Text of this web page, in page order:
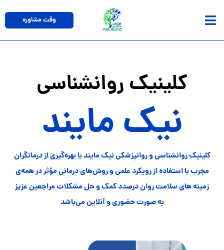
وقت مشاوره
کلینیک روانشناسی
نیک مایند
کلینیک روانشناسی و روانپزشکی نیک مایند با بهره‌گیری از درمانگران
مجرب با استفاده از رویکرد علمی و روش‌های درمانی مؤثر در همه‌ی
زمینه های سلامت روان درصدد کمک و حل مشکلات مراجعین عزیز
به صورت حضوری و آنلاین می‌باشد